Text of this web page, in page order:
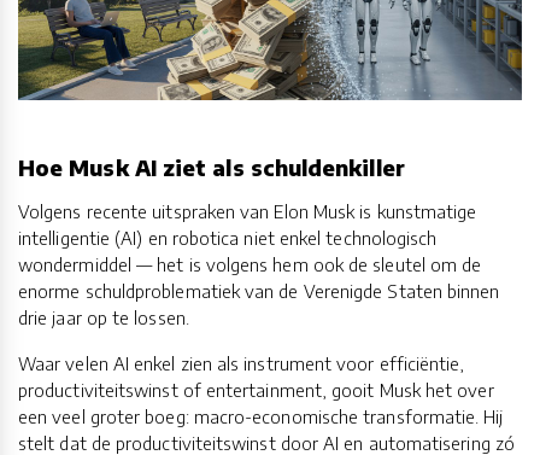
Hoe Musk AI ziet als schuldenkiller
Volgens recente uitspraken van Elon Musk is kunstmatige
intelligentie (AI) en robotica niet enkel technologisch
wondermiddel — het is volgens hem ook de sleutel om de
enorme schuldproblematiek van de Verenigde Staten binnen
drie jaar op te lossen.
Waar velen AI enkel zien als instrument voor efficiëntie,
productiviteitswinst of entertainment, gooit Musk het over
een veel groter boeg: macro-economische transformatie. Hij
stelt dat de productiviteitswinst door AI en automatisering zó